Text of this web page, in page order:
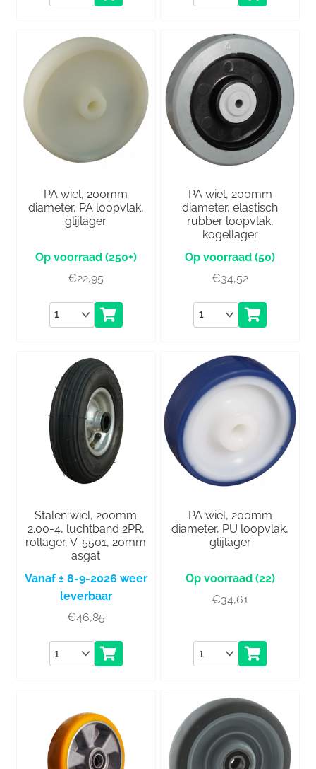
PA wiel, 200mm
diameter, PA loopvlak,
glijlager
(250+)
€22,95
Aantal
PA wiel, 200mm
diameter, elastisch
rubber loopvlak,
kogellager
(50)
€34,52
Aantal
Stalen wiel, 200mm
2.00-4, luchtband 2PR,
rollager, V-5501, 20mm
asgat
Vanaf ± 8-9-2026 weer
leverbaar
€46,85
Aantal
PA wiel, 200mm
diameter, PU loopvlak,
glijlager
(22)
€34,61
Aantal